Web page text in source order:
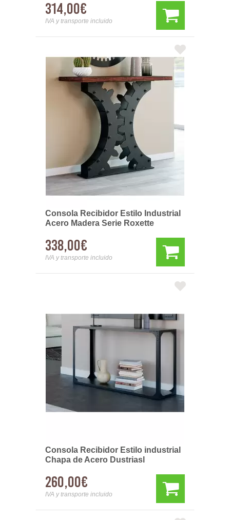
314,00€
IVA y transporte incluido
Consola Recibidor Estilo Industrial
Acero Madera Serie Roxette
338,00€
IVA y transporte incluido
Consola Recibidor Estilo industrial
Chapa de Acero Dustriasl
260,00€
IVA y transporte incluido